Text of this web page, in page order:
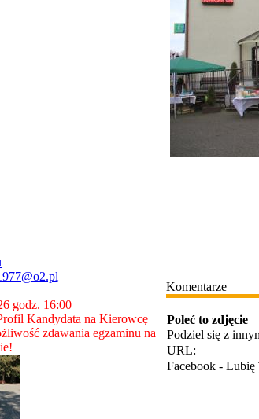
godz. 16:00
Kandydata na Kierowcę
zdawania egzaminu na
Komentarze
Poleć to zdjęcie
Podziel się z
URL:
Facebook - Lubię